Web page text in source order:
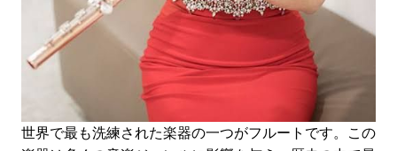
世界で最も洗練された楽器の一つがフルートです。この